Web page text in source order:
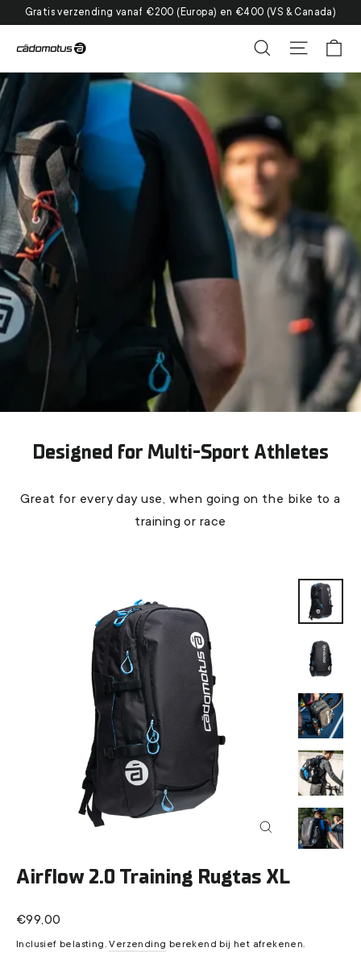
naar
inhoud
Gratis verzending vanaf €200 (Europa) en €400 (VS & Canada)
Zoek Site
Designed for Multi-Sport Athletes
Great for every day use, when going on the bike to a
training or race
Sluiten
Airflow 2.0 Training Rugtas XL
Normale
prijs
€99,00
Inclusief belasting.Verzending berekend bij het afrekenen.